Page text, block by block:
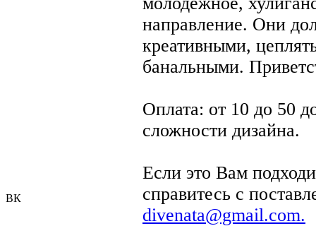
ВК
направление. Они
креативными,
банальными.
Оплата: от 10 до 50
сложности дизайна.
Если это Вам
справитесь с
divenata@gmail.com.